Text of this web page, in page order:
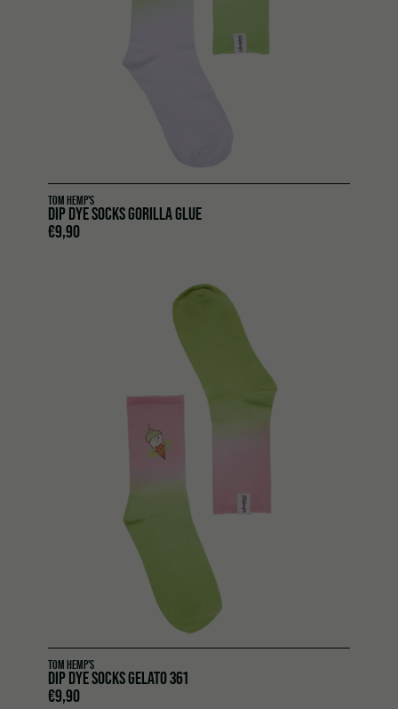
TOM HEMP'S
DIP DYE SOCKS GORILLA GLUE
€9,90
TOM HEMP'S
DIP DYE SOCKS GELATO 361
€9,90